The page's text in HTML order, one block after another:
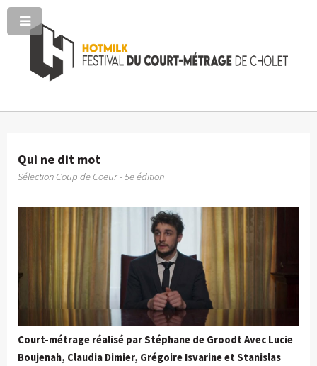
Qui ne dit mot
Sélection Coup de Coeur - 5e édition
Court-métrage réalisé par Stéphane de Groodt Avec Lucie
Boujenah, Claudia Dimier, Grégoire Isvarine et Stanislas